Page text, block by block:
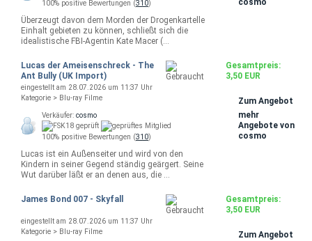
100% positive Bewertungen (310)
Überzeugt davon dem Morden der Drogenkartelle
Einhalt gebieten zu können, schließt sich die
idealistische FBI-Agentin Kate Macer (…
cosmo
Lucas der Ameisenschreck - The
Ant Bully (UK Import)
eingestellt am 28.07.2026 um 11:37 Uhr
Kategorie > Blu-ray Filme
Verkäufer: cosmo
100% positive Bewertungen (310)
Lucas ist ein Außenseiter und wird von den
Kindern in seiner Gegend ständig geärgert. Seine
Wut darüber läßt er an denen aus, die …
Gesamtpreis:
3,50 EUR
Zum Angebot
mehr
Angebote von
cosmo
James Bond 007 - Skyfall
eingestellt am 28.07.2026 um 11:37 Uhr
Kategorie > Blu-ray Filme
Gesamtpreis:
3,50 EUR
Zum Angebot